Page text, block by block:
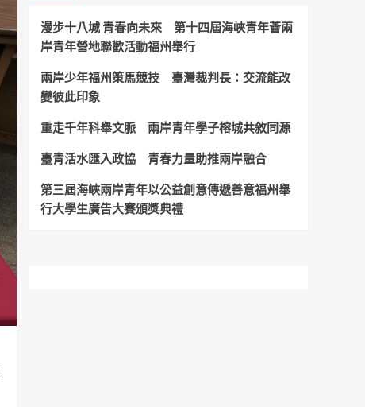
漫步十八城 青春向未來 第十四屆海峽青年薈兩
岸青年營地聯歡活動福州舉行
兩岸少年福州策馬競技 臺灣裁判長：交流能改
變彼此印象
重走千年科舉文脈 兩岸青年學子榕城共敘同源
臺青活水匯入政協 青春力量助推兩岸融合
第三屆海峽兩岸青年以公益創意傳遞善意福州舉
行大學生廣告大賽頒獎典禮